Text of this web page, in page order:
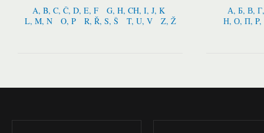
A, B, C, Č, D, E, F
G, H, CH, I, J, K
L, M, N
O, P R, Ř, S, Š T, U, V Z, Ž
А, Б, В,
Н, О, П,